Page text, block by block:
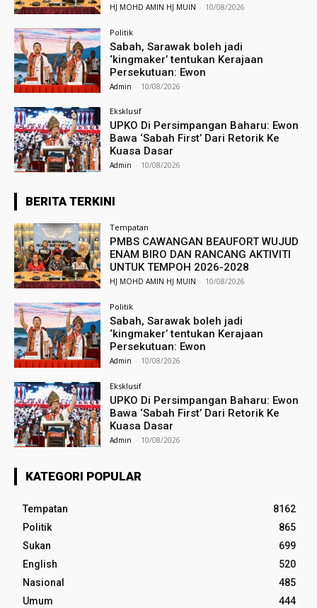
HJ MOHD AMIN HJ MUIN - 10/08/2026
Politik
Sabah, Sarawak boleh jadi
‘kingmaker’ tentukan Kerajaan
Persekutuan: Ewon
Admin - 10/08/2026
Eksklusif
UPKO Di Persimpangan Baharu: Ewon
Bawa ‘Sabah First’ Dari Retorik Ke
Kuasa Dasar
Admin - 10/08/2026
BERITA TERKINI
Tempatan
PMBS CAWANGAN BEAUFORT WUJUD
ENAM BIRO DAN RANCANG AKTIVITI
UNTUK TEMPOH 2026-2028
HJ MOHD AMIN HJ MUIN - 10/08/2026
Politik
Sabah, Sarawak boleh jadi
‘kingmaker’ tentukan Kerajaan
Persekutuan: Ewon
Admin - 10/08/2026
Eksklusif
UPKO Di Persimpangan Baharu: Ewon
Bawa ‘Sabah First’ Dari Retorik Ke
Kuasa Dasar
Admin - 10/08/2026
KATEGORI POPULAR
Tempatan
8162
Politik
865
Sukan
699
English
520
Nasional
485
Umum
444